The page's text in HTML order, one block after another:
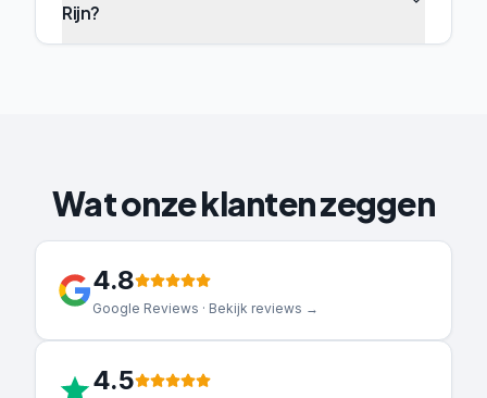
Rijn?
Wat onze klanten zeggen
4.8
Google Reviews · Bekijk reviews →
4.5